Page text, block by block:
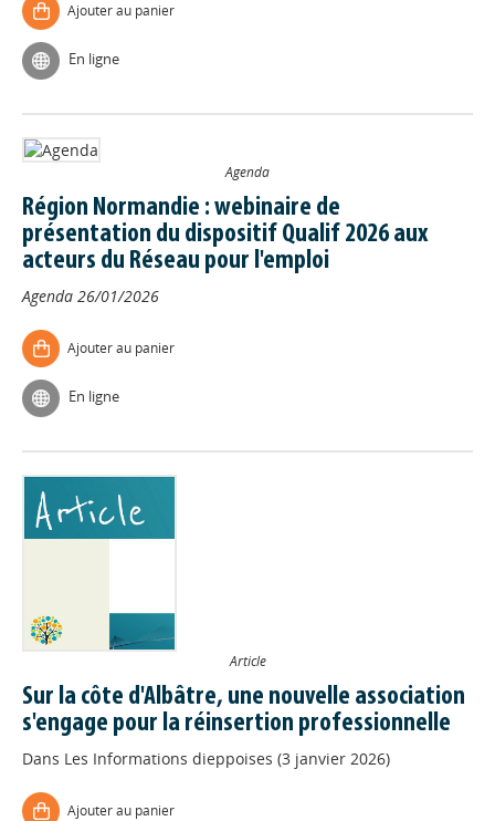
Ajouter au panier
En ligne
Agenda
Région Normandie : webinaire de
présentation du dispositif Qualif 2026 aux
acteurs du Réseau pour l'emploi
Agenda 26/01/2026
Ajouter au panier
En ligne
Article
Sur la côte d'Albâtre, une nouvelle association
s'engage pour la réinsertion professionnelle
Dans Les Informations dieppoises (3 janvier 2026)
Ajouter au panier